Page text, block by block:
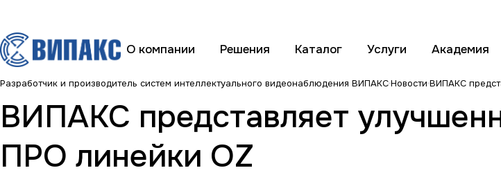
О компании Решения Каталог Услуги Академия
Разработчик и производитель систем интеллектуального видеонаблюдения ВИПАКСНовости ВИПАКС
ВИПАКС представляет
ПРО линейки OZ